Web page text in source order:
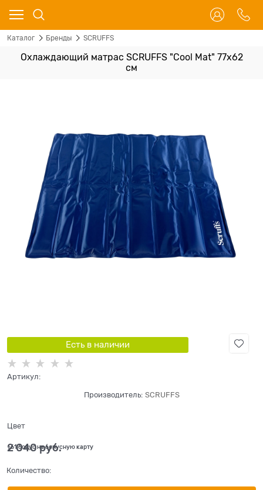
Каталог Бренды SCRUFFS
Охлаждающий матрас SCRUFFS "Cool Mat" 77х62
см
Есть в наличии
Артикул:
Производитель: SCRUFFS
Цвет
2 040 руб.
+61 бонус на бонусную карту
Количество: